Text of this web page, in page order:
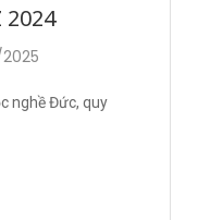
2024
nghề Đức, quy